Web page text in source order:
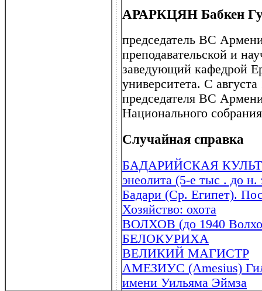
АРАРКЦЯН Бабкен
председатель ВС
преподавательской и
заведующий кафедрой
университета. С
председателя ВС
Национального
Случайная справка
БАДАРИЙСКАЯ
энеолита (5-е тыс . до
Бадари (Ср. Египет).
Хозяйство: охота
ВОЛХОВ (до 1940
БЕЛОКУРИХА
ВЕЛИКИЙ МАГИСТР
АМЕЗИУС (Amesius)
имени Уильяма Эймза